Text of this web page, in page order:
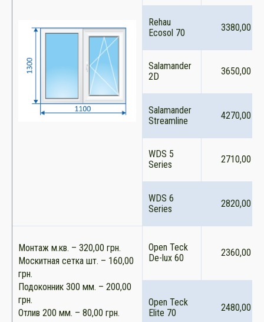
Rehau
Ecosol 70
3380,00
Salamander
2D
3650,00
Salamander
Streamline
4270,00
WDS 5
Series
2710,00
WDS 6
Series
2820,00
Монтаж м.кв. – 320,00 грн.
Москитная сетка шт. – 160,00
грн.
Подоконник 300 мм. – 200,00
грн.
Отлив 200 мм. – 80,00 грн.
Open Teck
De-lux 60
2360,00
Open Teck
Elite 70
2480,00